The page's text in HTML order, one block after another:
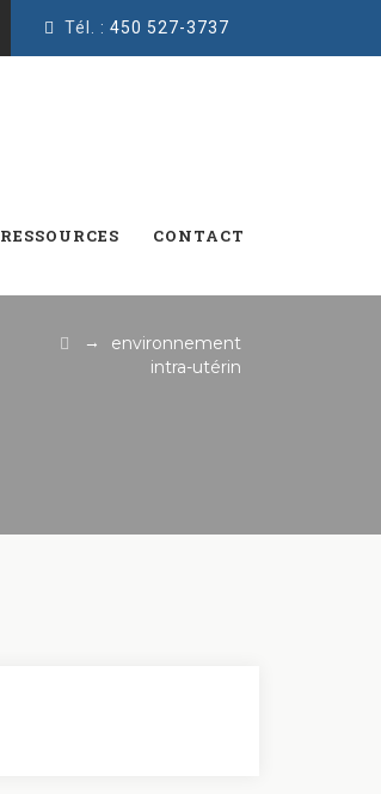
Tél. : 450 527-3737
RESSOURCES CONTACT
→
environnement
intra-utérin